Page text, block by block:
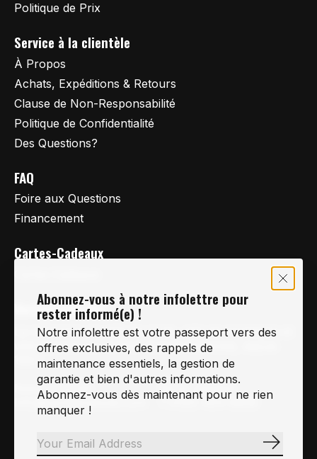
Politique de Prix
Service à la clientèle
À Propos
Achats, Expéditions & Retours
Clause de Non-Responsabilité
Politique de Confidentialité
Des Questions?
FAQ
Foire aux Questions
Financement
Cartes-Cadeaux
Vertige Vélo Ski
La référence en vélo de route, vélo de montagne et
vélo hybride sur la Rive-Sud de Montréal, depuis
1997.
Notre courriel
Info@vertigeveloski.com
Nous Joindre
1 (450) 464-8808
Abonnez-vous à notre infolettre pour
rester informé(e) !
Notre infolettre est votre passeport vers des
offres exclusives, des rappels de
maintenance essentiels, la gestion de
garantie et bien d'autres informations.
Abonnez-vous dès maintenant pour ne rien
manquer !